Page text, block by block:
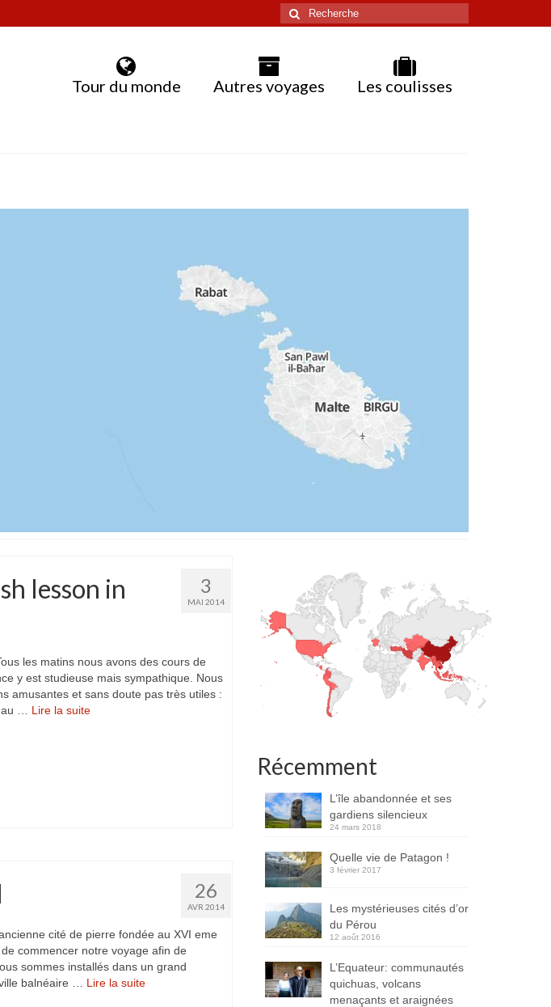
Rechercher
:
Tour du monde Autres voyages Les coulisses
3
MAI 2014
lesson in
les matins nous avons des cours de
y est studieuse mais sympathique. Nous
amusantes et sans doute pas très utiles :
au … Lire la suite­­
26
AVR 2014
cité de pierre fondée au XVI eme
commencer notre voyage afin de
sommes installés dans un grand
balnéaire … Lire la suite­­
Récemment
L’île abandonnée et ses
gardiens silencieux
24 mars 2018
Quelle vie de Patagon !
3 février 2017
Les mystérieuses cités d’or
du Pérou
12 août 2016
L’Equateur: communautés
quichuas, volcans
menaçants et araignées